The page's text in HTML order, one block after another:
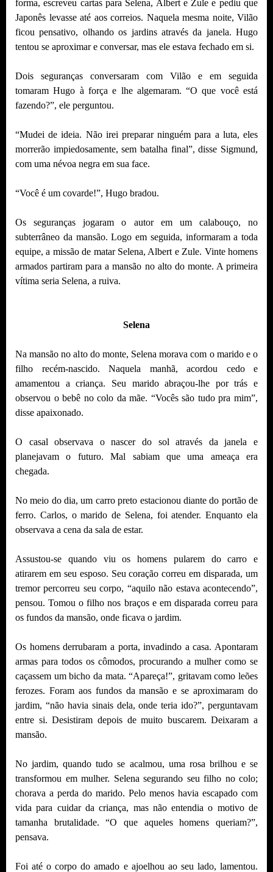
forma, escreveu cartas para Selena, Albert e Zule e pediu que
Japonês levasse até aos correios. Naquela mesma noite, Vilão
ficou pensativo, olhando os jardins através da janela. Hugo
tentou se aproximar e conversar, mas ele estava fechado em si.
Dois seguranças conversaram com Vilão e em seguida
tomaram Hugo à força e lhe algemaram. “O que você está
fazendo?”, ele perguntou.
“Mudei de ideia. Não irei preparar ninguém para a luta, eles
morrerão impiedosamente, sem batalha final”, disse Sigmund,
com uma névoa negra em sua face.
“Você é um covarde!”, Hugo bradou.
Os seguranças jogaram o autor em um calabouço, no
subterrâneo da mansão. Logo em seguida, informaram a toda
equipe, a missão de matar Selena, Albert e Zule. Vinte homens
armados partiram para a mansão no alto do monte. A primeira
vítima seria Selena, a ruiva.
Selena
Na mansão no alto do monte, Selena morava com o marido e o
filho recém-nascido. Naquela manhã, acordou cedo e
amamentou a criança. Seu marido abraçou-lhe por trás e
observou o bebê no colo da mãe. “Vocês são tudo pra mim”,
disse apaixonado.
O casal observava o nascer do sol através da janela e
planejavam o futuro. Mal sabiam que uma ameaça era
chegada.
No meio do dia, um carro preto estacionou diante do portão de
ferro. Carlos, o marido de Selena, foi atender. Enquanto ela
observava a cena da sala de estar.
Assustou-se quando viu os homens pularem do carro e
atirarem em seu esposo. Seu coração correu em disparada, um
tremor percorreu seu corpo, “aquilo não estava acontecendo”,
pensou. Tomou o filho nos braços e em disparada correu para
os fundos da mansão, onde ficava o jardim.
Os homens derrubaram a porta, invadindo a casa. Apontaram
armas para todos os cômodos, procurando a mulher como se
caçassem um bicho da mata. “Apareça!”, gritavam como leões
ferozes. Foram aos fundos da mansão e se aproximaram do
jardim, “não havia sinais dela, onde teria ido?”, perguntavam
entre si. Desistiram depois de muito buscarem. Deixaram a
mansão.
No jardim, quando tudo se acalmou, uma rosa brilhou e se
transformou em mulher. Selena segurando seu filho no colo;
chorava a perda do marido. Pelo menos havia escapado com
vida para cuidar da criança, mas não entendia o motivo de
tamanha brutalidade. “O que aqueles homens queriam?”,
pensava.
Foi até o corpo do amado e ajoelhou ao seu lado, lamentou.